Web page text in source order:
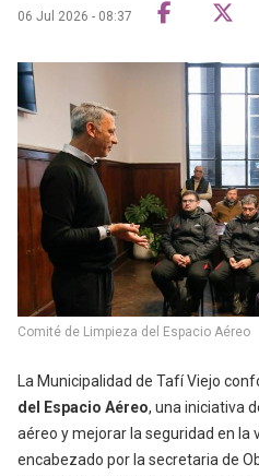
06 Jul 2026 - 08:37
Comité de Limpieza del Espacio Aéreo
La Municipalidad de Tafí Viejo
del Espacio Aéreo, una iniciativa
aéreo y mejorar la seguridad en la
encabezado por la secretaria de